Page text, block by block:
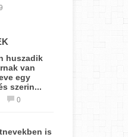
huszadik
van
egy
szerin...
0
is